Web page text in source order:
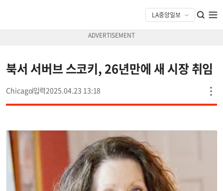
북서 서버브 스코키, 26년만에 새 시장 취임
Chicago 2025.04.23 13:18